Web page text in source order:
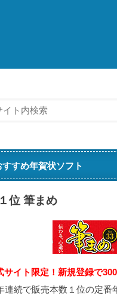
すすめ年賀状ソフト
位 筆まめ
サイト限定！新規登録で300
連続で販売本数１位の定番